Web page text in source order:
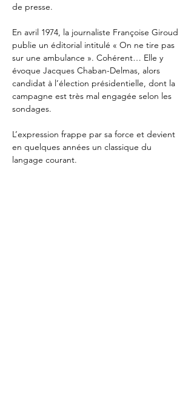
de presse.
En avril 1974, la journaliste Françoise Giroud
publie un éditorial intitulé « On ne tire pas
sur une ambulance ». Cohérent… Elle y
évoque Jacques Chaban-Delmas, alors
candidat à l’élection présidentielle, dont la
campagne est très mal engagée selon les
sondages.
L’expression frappe par sa force et devient
en quelques années un classique du
langage courant.